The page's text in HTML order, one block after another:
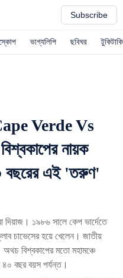
Subscribe
ভাগ্যলিপি ছবিঘর টুকিটাকি
Verde Vs
নায়ক
বছরের এই 'তরুণ'
১৯৮৬ সালে কেপ ভার্দেতে
চাভেসের হয়ে খেলেন। জাতীয়
অথচ বিশ্বকাপের মতো মহামঞ্চে
বছর বয়স পর্যন্ত।